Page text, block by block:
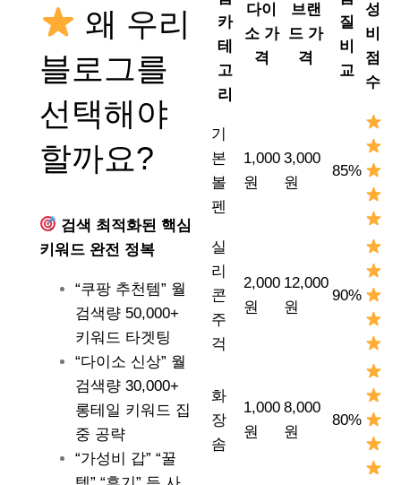
왜 우리
블로그를
선택해야
할까요?
검색 최적화된 핵심
키워드 완전 정복
“쿠팡 추천템” 월
검색량 50,000+
키워드 타겟팅
“다이소 신상” 월
검색량 30,000+
롱테일 키워드 집
중 공략
“가성비 갑” “꿀
카
테
고
리
다이
소 가
격
브랜
드 가
격
질
비
교
성
비
점
수
기
본
볼
펜
1,000
원
3,000
원
85%
실
리
콘
주
걱
2,000
원
12,000
원
90%
화
장
솜
1,000
원
8,000
원
80%